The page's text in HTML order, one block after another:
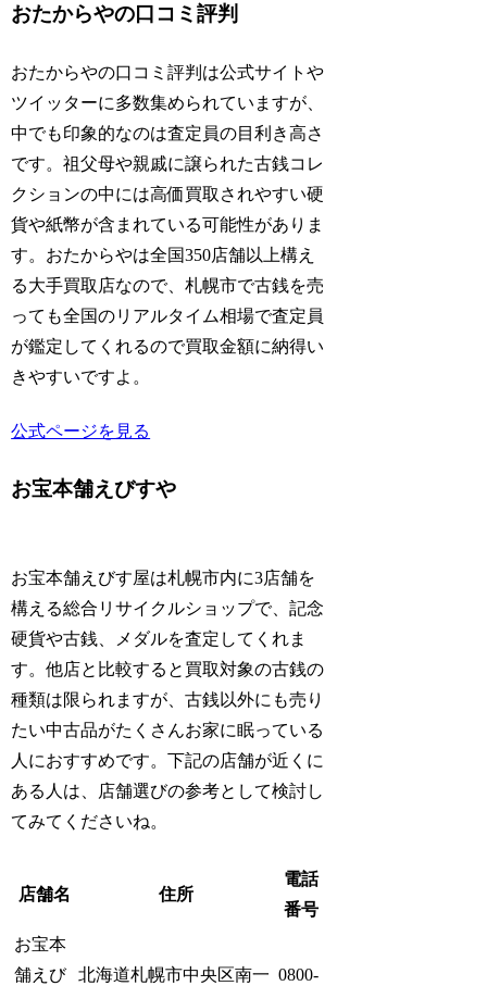
おたからやの口コミ評判
おたからやの口コミ評判は公式サイトや
ツイッターに多数集められていますが、
中でも印象的なのは査定員の目利き高さ
です。祖父母や親戚に譲られた古銭コレ
クションの中には高価買取されやすい硬
貨や紙幣が含まれている可能性がありま
す。おたからやは全国350店舗以上構え
る大手買取店なので、札幌市で古銭を売
っても全国のリアルタイム相場で査定員
が鑑定してくれるので買取金額に納得い
きやすいですよ。
公式ページを見る
お宝本舗えびすや
お宝本舗えびす屋は札幌市内に3店舗を
構える総合リサイクルショップで、記念
硬貨や古銭、メダルを査定してくれま
す。他店と比較すると買取対象の古銭の
種類は限られますが、古銭以外にも売り
たい中古品がたくさんお家に眠っている
人におすすめです。下記の店舗が近くに
ある人は、店舗選びの参考として検討し
てみてくださいね。
店舗名 住所
電話
番号
お宝本
舗えび
北海道札幌市中央区南一 0800-